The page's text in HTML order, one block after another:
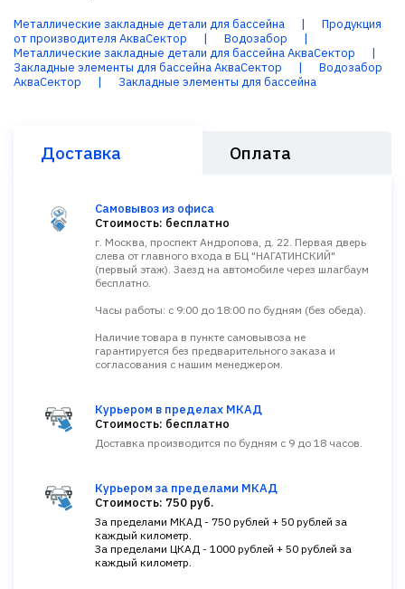
Металлические закладные детали для бассейна |
Продукция
от производителя АкваСектор
| Водозабор
|
Металлические закладные детали для бассейна АкваСектор
|
Закладные элементы для бассейна АкваСектор
|
Водозабор
АкваСектор
| Закладные элементы для бассейна
Доставка Оплата
Самовывоз из офиса
Стоимость: бесплатно
г. Москва, проспект Андропова, д. 22. Первая дверь
слева от главного входа в БЦ "НАГАТИНСКИЙ"
(первый этаж). Заезд на автомобиле через шлагбаум
бесплатно.
Часы работы: с 9:00 до 18:00 по будням (без обеда).
Наличие товара в пункте самовывоза не
гарантируется без предварительного заказа и
согласования с нашим менеджером.
Курьером в пределах МКАД
Стоимость: бесплатно
Доставка производится по будням с 9 до 18 часов.
Курьером за пределами МКАД
Стоимость: 750 руб.
За пределами МКАД - 750 рублей + 50 рублей за
каждый километр.
За пределами ЦКАД - 1000 рублей + 50 рублей за
каждый километр.